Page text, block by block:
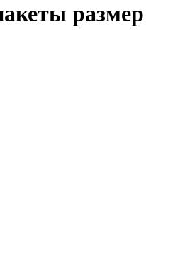
размер